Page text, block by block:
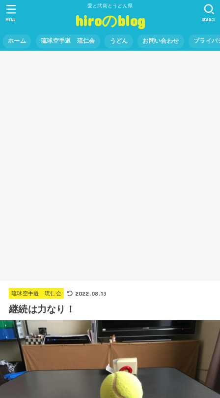
愛と武術とうどん県
hiroのblog
ホーム 琉球空手道 琉仁会 うどん お問い合わせ プライバ
SEARCH
MENU
琉球空手道 琉仁会 2022.08.13
継続は力なり！